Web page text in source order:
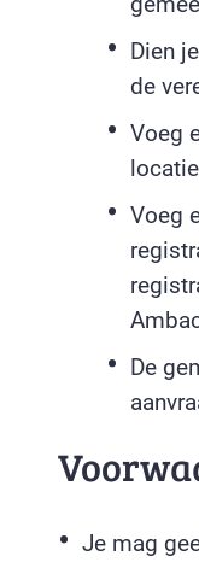
Dien
de
Voeg
Voeg
De
Je mag